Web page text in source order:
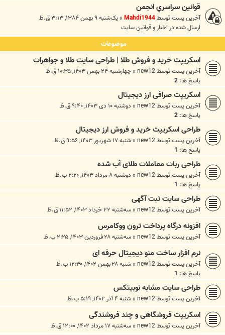
قوانين سراسري انجمن
آخرین پست توسطMahdi1944
« یک‌شنبه ۹ بهمن ۱۳۸۴, ۳:۱۳ ق.ظ
ارسال شده در اخبار و قوانين سايت
موضوعات
اسکریپت خرید و فروش طلا | طراحی سایت طلا و جواهرات
آخرین پست توسطnew12
« چهارشنبه ۲۴ بهمن ۱۴۰۳, ۱۰:۳۵ ق.ظ
پاسخ ها: 2
اسکریپت صرافی ارز دیجیتال
آخرین پست توسطnew12
« دوشنبه ۱۰ دی ۱۴۰۳, ۹:۴۰ ق.ظ
پاسخ ها: 2
طراحی اسکریپت خرید و فروش ارز دیجیتال
آخرین پست توسطnew12
« شنبه ۱۷ شهریور ۱۴۰۳, ۹:۵۶ ق.ظ
پاسخ ها: 1
طراحی ربات معاملات طلای آب شده
آخرین پست توسطnew12
« دوشنبه ۸ مرداد ۱۴۰۳, ۲:۲۰ ب.ظ
پاسخ ها: 1
طراحی سایت ثبت آگهی
آخرین پست توسطnew12
« سه‌شنبه ۲۲ خرداد ۱۴۰۳, ۱۱:۵۲ ق.ظ
افزونه درگاه پرداخت ترون ووکامرس
آخرین پست توسطnew12
« سه‌شنبه ۲۸ فروردین ۱۴۰۳, ۲:۲۵ ب.ظ
نرم افزار ساخت منو دیجیتال حرفه ای
آخرین پست توسطnew12
« شنبه ۲۸ بهمن ۱۴۰۲, ۱۲:۳۰ ب.ظ
پاسخ ها: 1
طراحی سایت مشابه نوبیتکس
آخرین پست توسطnew12
« شنبه ۴ آذر ۱۴۰۲, ۵:۱۹ ب.ظ
اسکریپت فروشگاهی و چند فروشندگی
آخرین پست توسطnew12
« سه‌شنبه ۱۷ مرداد ۱۴۰۲, ۱۲:۰۰ ق.ظ